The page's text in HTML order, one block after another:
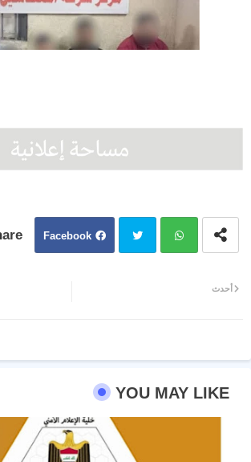
Facebook
أحدث
YOU MAY LIKE